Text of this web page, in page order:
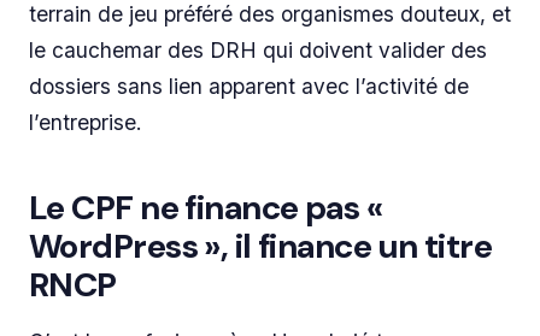
terrain de jeu préféré des organismes douteux, et
le cauchemar des DRH qui doivent valider des
dossiers sans lien apparent avec l’activité de
l’entreprise.
Le CPF ne finance pas «
WordPress », il finance un titre
RNCP